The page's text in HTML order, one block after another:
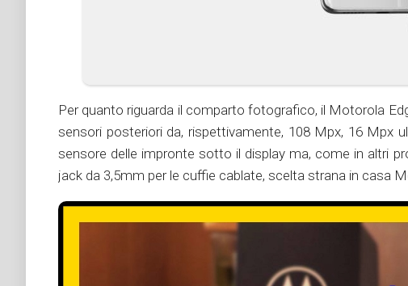
Per quanto riguarda il comparto fotografico, il Motorola
sensori posteriori da, rispettivamente, 108 Mpx, 16 Mpx
sensore delle impronte sotto il display ma, come in altri
jack da 3,5mm per le cuffie cablate, scelta strana in casa